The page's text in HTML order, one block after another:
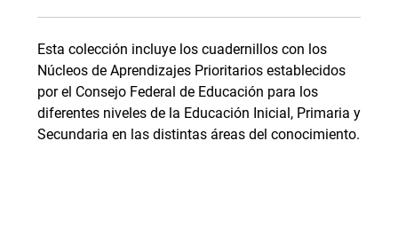
Esta colección incluye los cuadernillos con los
Núcleos de Aprendizajes Prioritarios establecidos
por el Consejo Federal de Educación para los
diferentes niveles de la Educación Inicial, Primaria y
Secundaria en las distintas áreas del conocimiento.